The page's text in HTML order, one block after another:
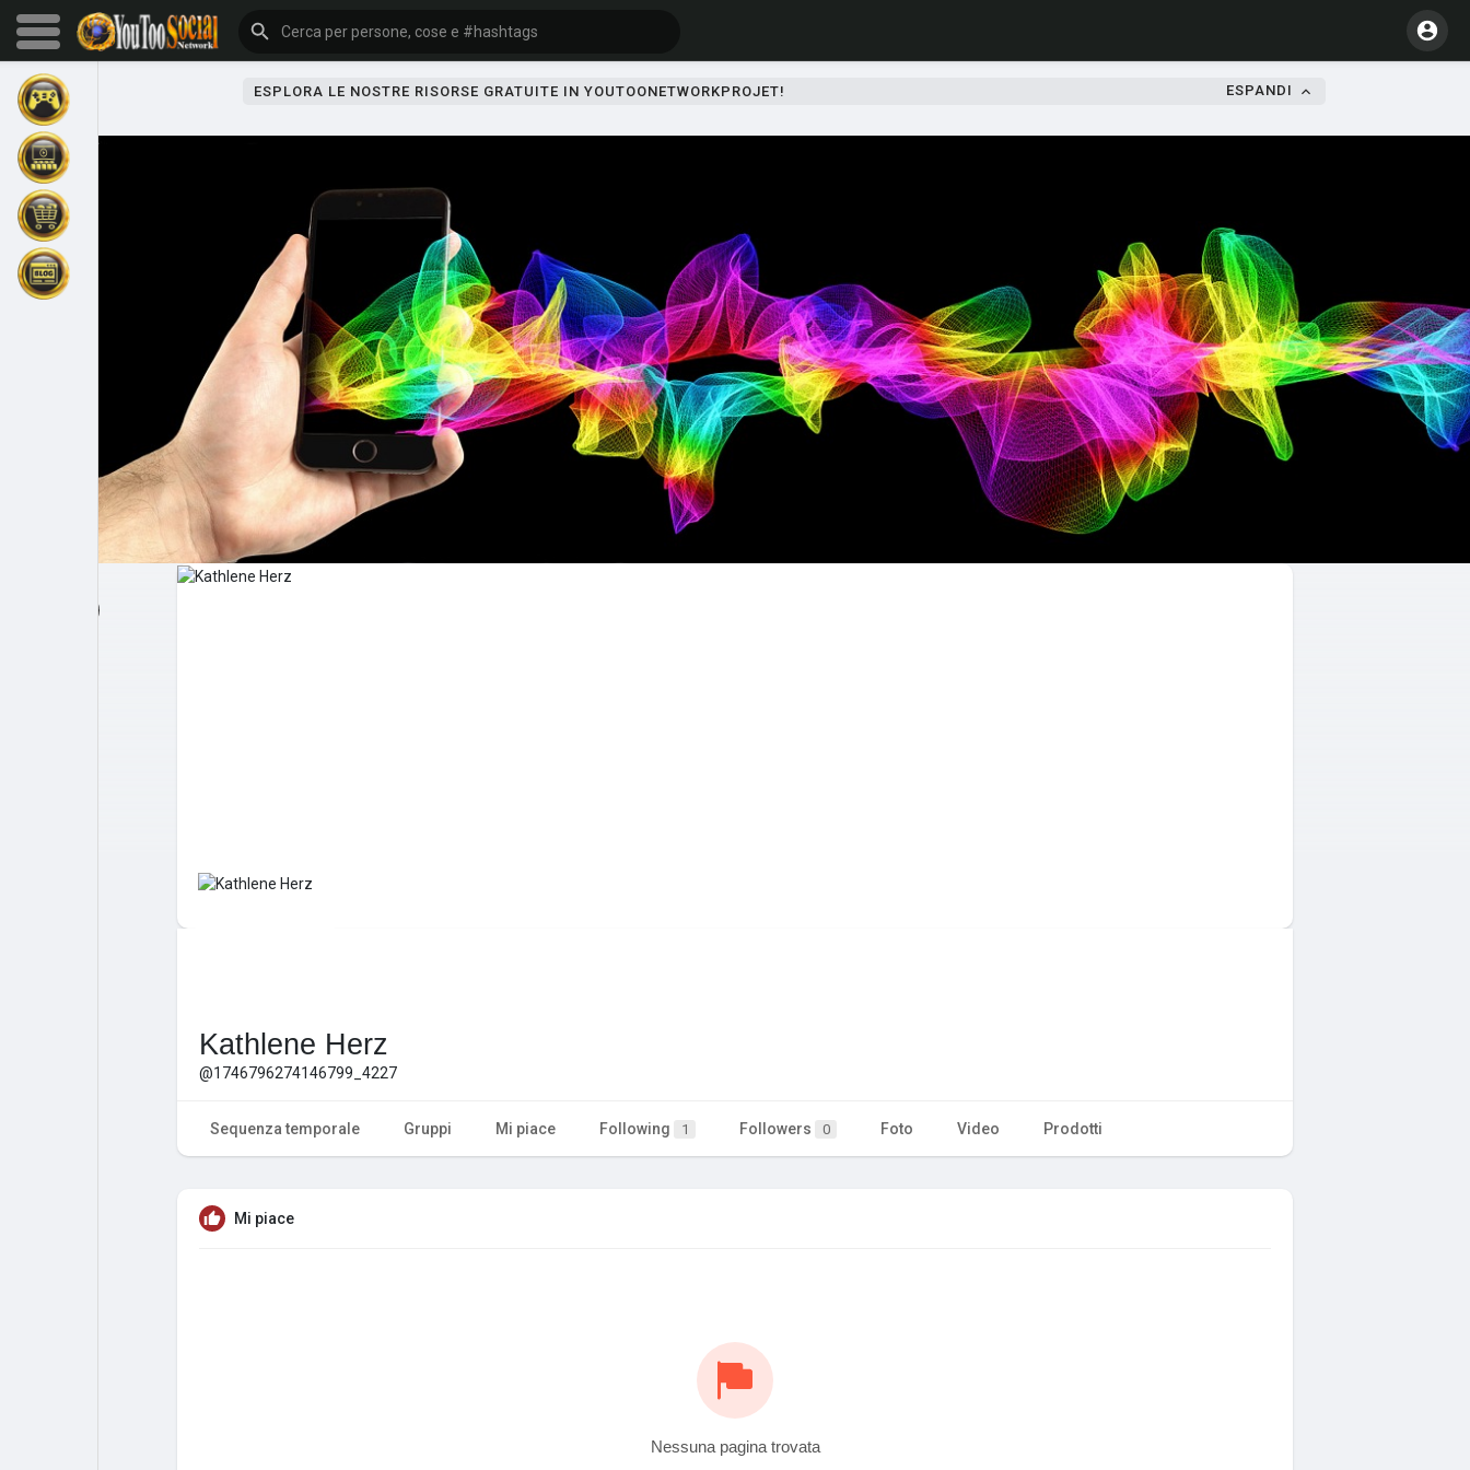
Sfoglia gli eventi
Esplorare
Post popolari Giochi
ESPLORA LE NOSTRE RISORSE GRATUITE IN YOUTOONETWORKPROJET! ESPANDI
Kathlene Herz
@1746796274146799_4227
Sequenza temporale Gruppi Mi piace Following 1 Followers 0 Foto Video Prodotti
Mi piace
Nessuna pagina trovata